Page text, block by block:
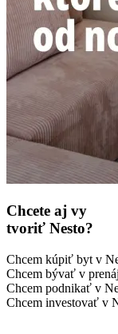
Chcete aj vy
tvoriť Nesto?
Chcem kúpiť byt v
Chcem bývať v
Chcem podnikať v
Chcem investovať v